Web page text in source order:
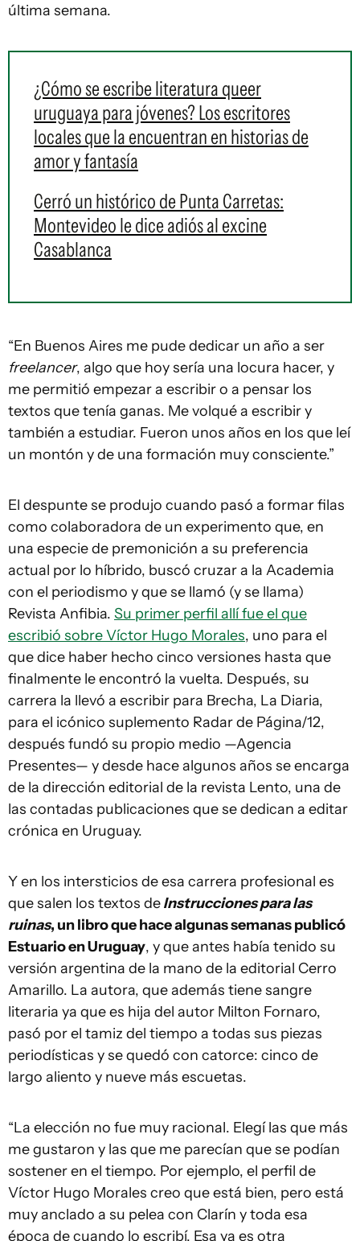
última semana.
¿Cómo se escribe literatura queer
uruguaya para jóvenes? Los escritores
locales que la encuentran en historias de
amor y fantasía
Cerró un histórico de Punta Carretas:
Montevideo le dice adiós al excine
Casablanca
“En Buenos Aires me pude dedicar un año a ser
freelancer, algo que hoy sería una locura hacer, y
me permitió empezar a escribir o a pensar los
textos que tenía ganas. Me volqué a escribir y
también a estudiar. Fueron unos años en los que leí
un montón y de una formación muy consciente.”
El despunte se produjo cuando pasó a formar filas
como colaboradora de un experimento que, en
una especie de premonición a su preferencia
actual por lo híbrido, buscó cruzar a la Academia
con el periodismo y que se llamó (y se llama)
Revista Anfibia. Su primer perfil allí fue el que
escribió sobre Víctor Hugo Morales, uno para el
que dice haber hecho cinco versiones hasta que
finalmente le encontró la vuelta. Después, su
carrera la llevó a escribir para Brecha, La Diaria,
para el icónico suplemento Radar de Página/12,
después fundó su propio medio —Agencia
Presentes— y desde hace algunos años se encarga
de la dirección editorial de la revista Lento, una de
las contadas publicaciones que se dedican a editar
crónica en Uruguay.
Y en los intersticios de esa carrera profesional es
que salen los textos deInstrucciones para las
ruinas, un libro que hace algunas semanas publicó
Estuario en Uruguay, y que antes había tenido su
versión argentina de la mano de la editorial Cerro
Amarillo. La autora, que además tiene sangre
literaria ya que es hija del autor Milton Fornaro,
pasó por el tamiz del tiempo a todas sus piezas
periodísticas y se quedó con catorce: cinco de
largo aliento y nueve más escuetas.
“La elección no fue muy racional. Elegí las que más
me gustaron y las que me parecían que se podían
sostener en el tiempo. Por ejemplo, el perfil de
Víctor Hugo Morales creo que está bien, pero está
muy anclado a su pelea con Clarín y toda esa
época de cuando lo escribí. Esa ya es otra